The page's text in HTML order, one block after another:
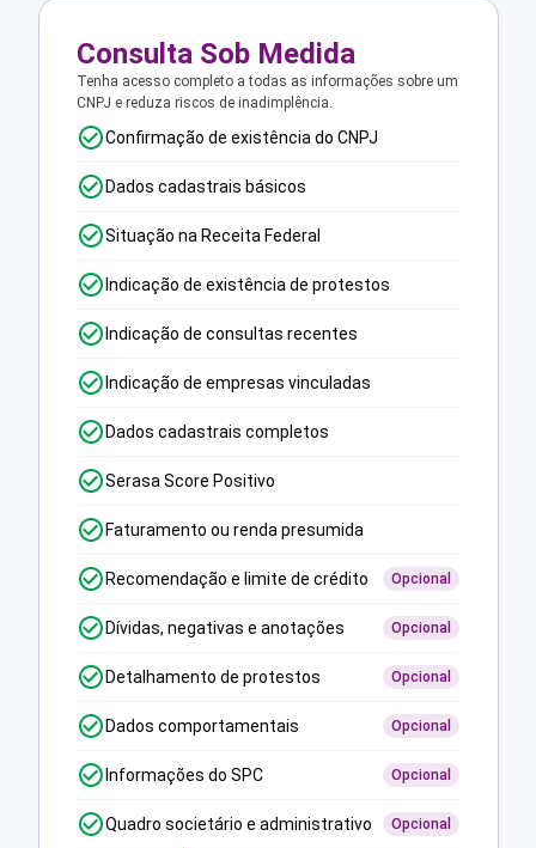
Consulta Sob Medida
Tenha acesso completo a todas as informações sobre um
CNPJ e reduza riscos de inadimplência.
Confirmação de existência do CNPJ
Dados cadastrais básicos
Situação na Receita Federal
Indicação de existência de protestos
Indicação de consultas recentes
Indicação de empresas vinculadas
Dados cadastrais completos
Serasa Score Positivo
Faturamento ou renda presumida
Recomendação e limite de crédito Opcional
Dívidas, negativas e anotações Opcional
Detalhamento de protestos Opcional
Dados comportamentais Opcional
Informações do SPC Opcional
Quadro societário e administrativo Opcional